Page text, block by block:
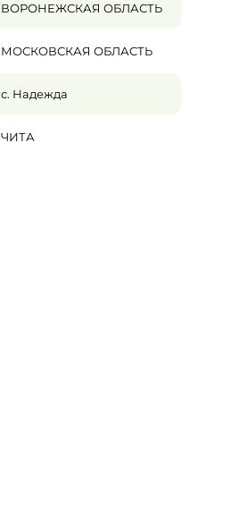
ВОРОНЕЖСКАЯ ОБЛАСТЬ
МОСКОВСКАЯ ОБЛАСТЬ
с. Надежда
ЧИТА